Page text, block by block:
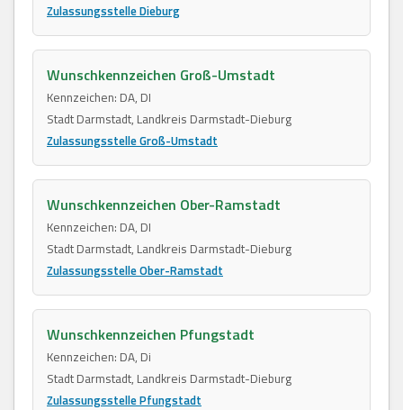
Zulassungsstelle Dieburg
Wunschkennzeichen Groß-Umstadt
Kennzeichen: DA, DI
Stadt Darmstadt, Landkreis Darmstadt-Dieburg
Zulassungsstelle Groß-Umstadt
Wunschkennzeichen Ober-Ramstadt
Kennzeichen: DA, DI
Stadt Darmstadt, Landkreis Darmstadt-Dieburg
Zulassungsstelle Ober-Ramstadt
Wunschkennzeichen Pfungstadt
Kennzeichen: DA, Di
Stadt Darmstadt, Landkreis Darmstadt-Dieburg
Zulassungsstelle Pfungstadt